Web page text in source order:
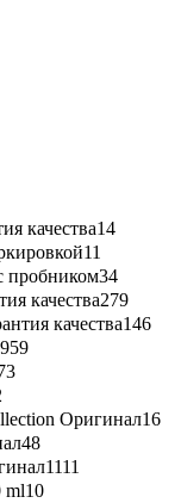
качества14
11
пробником34
качества279
качества146
959
Оригинал16
48
1111
ml10